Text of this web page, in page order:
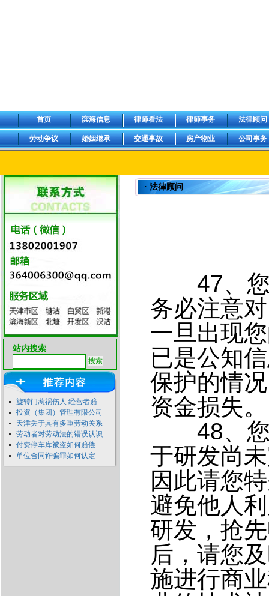
首页 滨海信息 律师看法 律师事务 法律顾问
劳动争议 婚姻继承 交通事故 房产物业 公司事务
站内搜索
旋转门惹祸伤人 经营者赔
投资（集团）管理有限公司
天津关于具有多重劳动关系
劳动者对劳动法的错误认识
付费停车库被盗如何赔偿
单位合同诈骗罪如何认定
· 法律顾问
47、您
务必注意
一旦出现
已是公知
保护的情
资金损失。
48、您
于研发尚
因此请您
避免他人
研发，抢
后，请您
施进行商